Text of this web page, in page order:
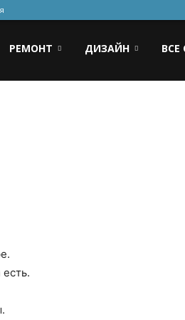
РЕМОНТ ДИЗАЙН ВСЕ